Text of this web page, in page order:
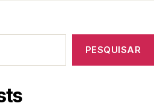
PESQUISAR